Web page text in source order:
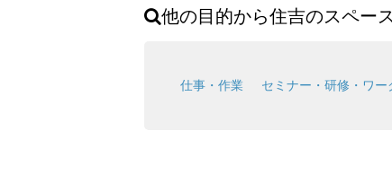
他の目的から住吉のスペー
仕事・作業 セミナー・研修・ワー